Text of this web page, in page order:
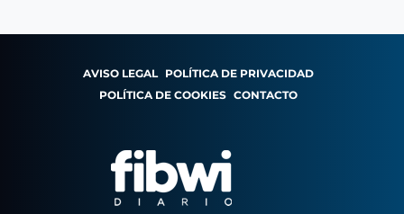
AVISO LEGAL POLÍTICA DE PRIVACIDAD
POLÍTICA DE COOKIES CONTACTO